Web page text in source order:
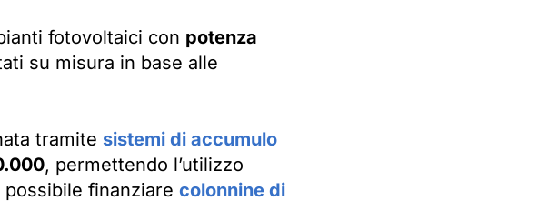
fotovoltaici con potenza
su misura in base alle
tramite sistemi di accumulo
, permettendo l’utilizzo
finanziare colonnine di